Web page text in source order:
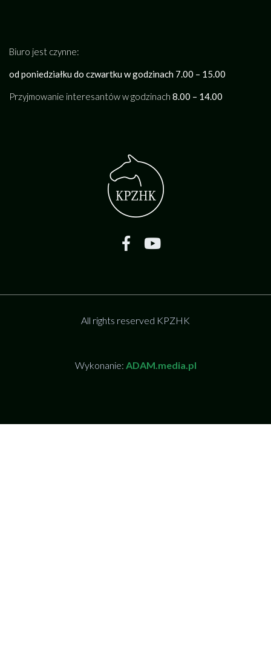
Biuro jest czynne:
od poniedziałku do czwartku w godzinach 7.00 – 15.00
Przyjmowanie interesantów w godzinach 8.00 – 14.00
All rights reserved KPZHK
Wykonanie: ADAM.media.pl